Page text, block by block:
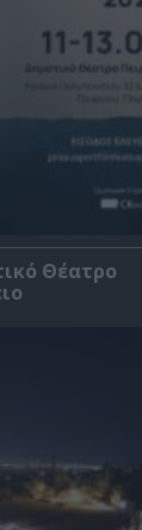
Θέατρο